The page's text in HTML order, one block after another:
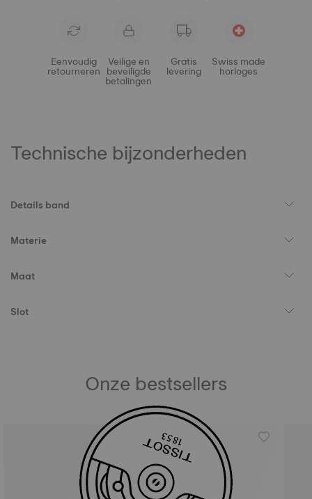
Eenvoudig
retourneren
Veilige en
beveiligde
betalingen
Gratis
levering
Swiss made
horloges
Technische bijzonderheden
Details band
Materie
Maat
Slot
Onze bestsellers